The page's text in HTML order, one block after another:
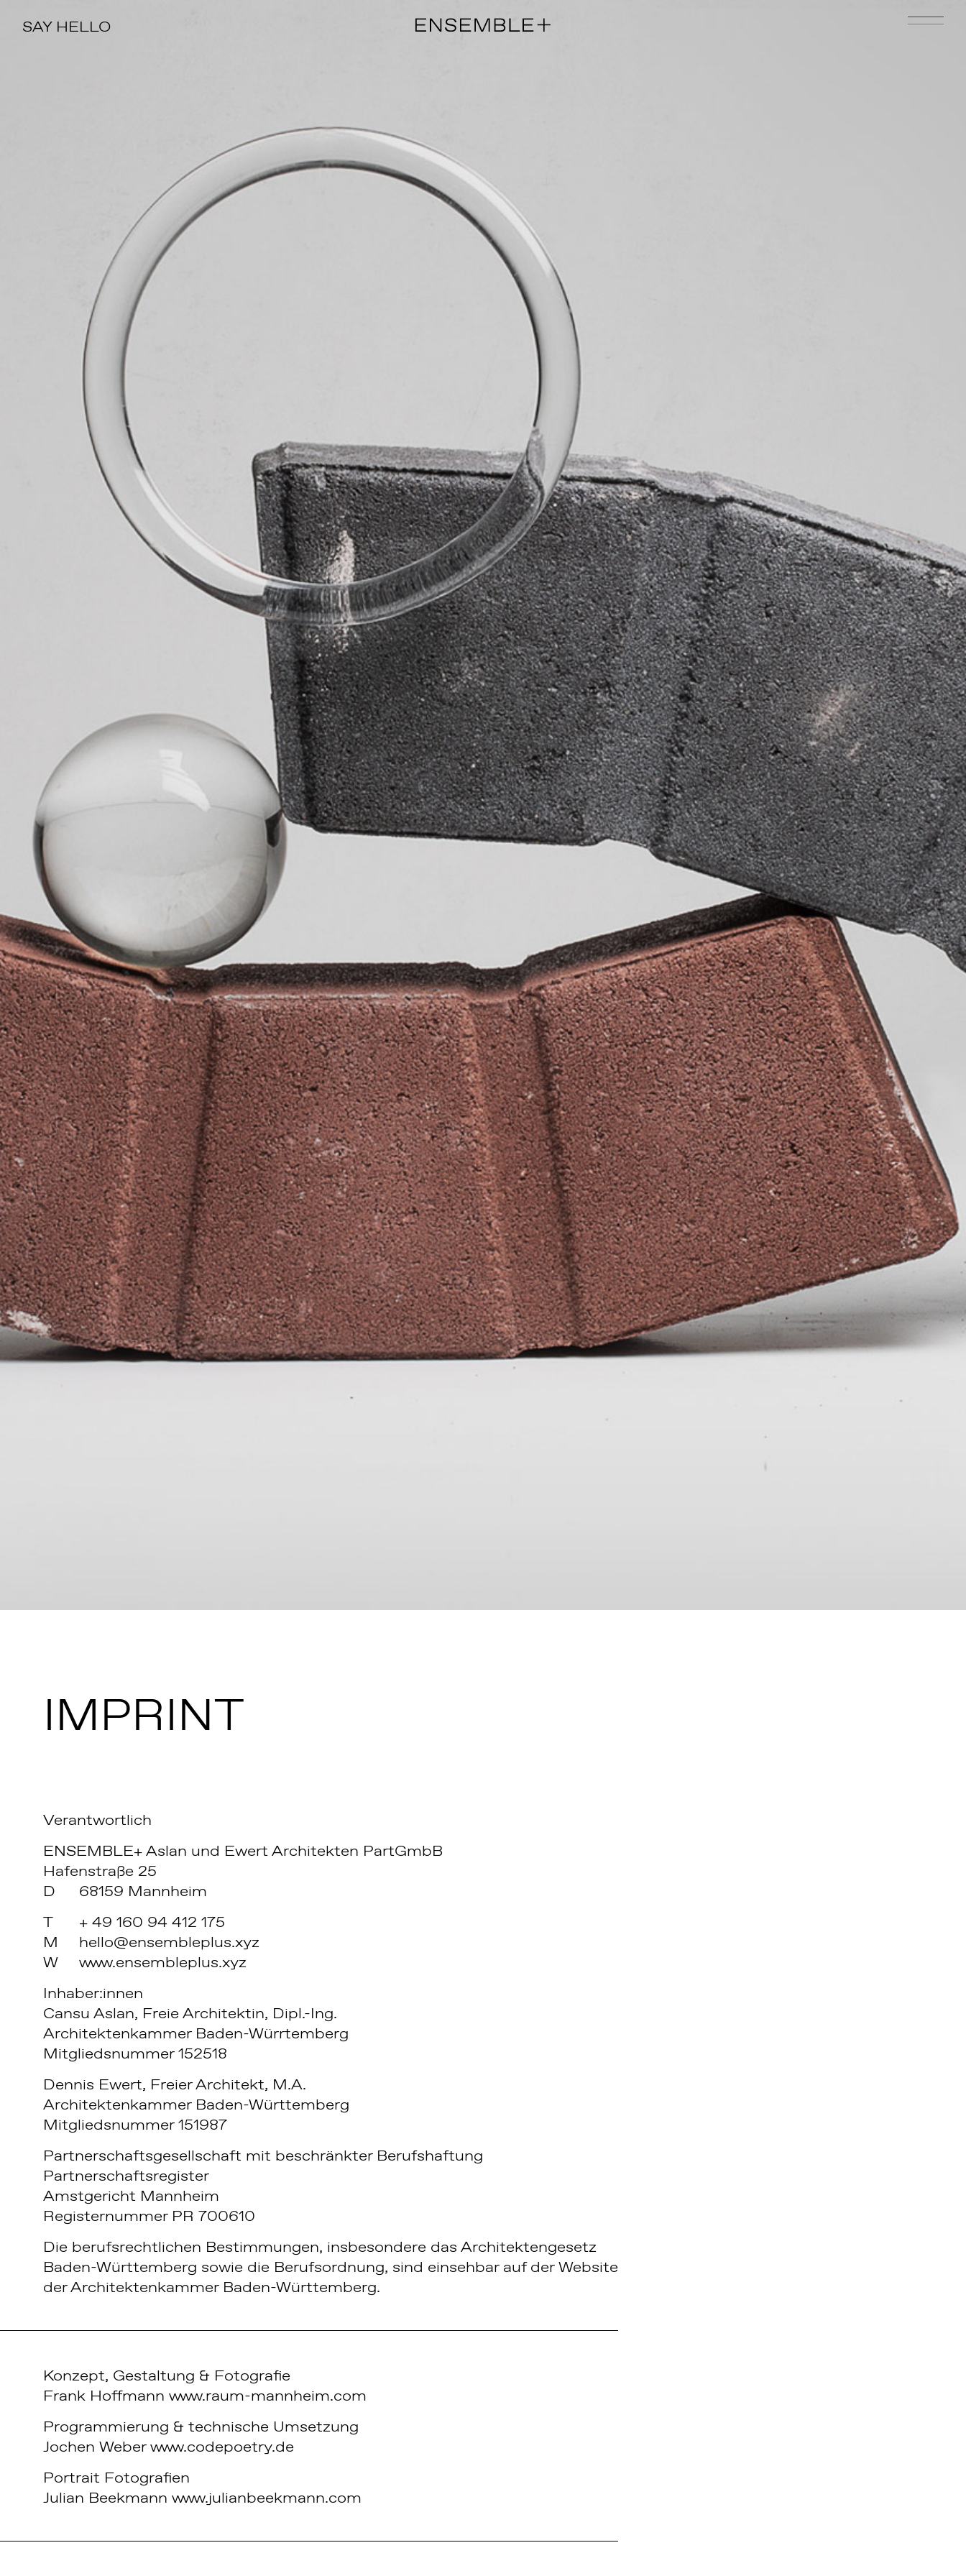
SAY HELLO
SAY HELLO
IMPRINT
Verantwortlich
ENSEMBLE+ Aslan und Ewert Architekten PartGmbB
Hafenstraße 25
D
68159 Mannheim
T
+ 49 160 94 412 175
M
hello@ensembleplus.xyz
W
www.ensembleplus.xyz
Inhaber:innen
Cansu Aslan, Freie Architektin, Dipl.-Ing.
Architektenkammer Baden-Würrtemberg
Mitgliedsnummer 152518
Dennis Ewert, Freier Architekt, M.A.
Architektenkammer Baden-Württemberg
Mitgliedsnummer 151987
Partnerschaftsgesellschaft mit beschränkter Berufshaftung
Partnerschaftsregister
Amstgericht Mannheim
Registernummer PR 700610
Die berufsrechtlichen Bestimmungen, insbesondere das Architektengesetz
Baden-Württemberg sowie die Berufsordnung, sind einsehbar auf der Website
der Architektenkammer Baden-Württemberg.
Konzept, Gestaltung & Fotografie
Frank Hoffmann www.raum-mannheim.com
Programmierung & technische Umsetzung
Jochen Weberwww.codepoetry.de
Portrait Fotografien
Julian Beekmann www.julianbeekmann.com
ABOUT
PROJECTS
CONTACT
IMPRINT